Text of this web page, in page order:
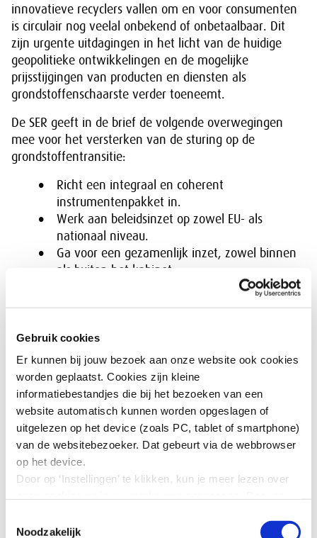
Gebruik cookies
Er kunnen bij jouw bezoek aan onze website ook cookies
worden geplaatst. Cookies zijn kleine
informatiebestandjes die bij het bezoeken van een
website automatisch kunnen worden opgeslagen of
uitgelezen op het device (zoals PC, tablet of smartphone)
van de websitebezoeker. Dat gebeurt via de webbrowser
op het device.
Door op ‘Instellingen’ te klikken, kun je meer lezen over
alle cookies zoals omschreven in onze cookieverklaring
Noodzakelijk
innovatieve recyclers vallen om en voor consumenten
is circulair nog veelal onbekend of onbetaalbaar. Dit
zijn urgente uitdagingen in het licht van de huidige
geopolitieke ontwikkelingen en de mogelijke
prijsstijgingen van producten en diensten als
grondstoffenschaarste verder toeneemt.
De SER geeft in de brief de volgende overwegingen
mee voor het versterken van de sturing op de
grondstoffentransitie:
Richt een integraal en coherent
instrumentenpakket in.
Werk aan beleidsinzet op zowel EU- als
nationaal niveau.
Ga voor een gezamenlijk inzet, zowel binnen
als buiten het kabinet.
De SER gaat de komende tijd verkennen op welke
aan het bereiken van een doorbraak in de
Download:
Grondstoffentransitie naar een circulaire
economie cruciaal voor strategische autonomie
(92 kb)